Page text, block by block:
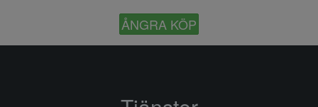
ÅNGRA KÖP